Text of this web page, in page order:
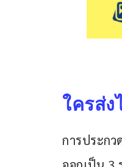
ใครส่ง
การประก